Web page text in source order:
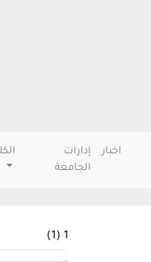
اخبار
إدارات
الجامعة
1 (1)